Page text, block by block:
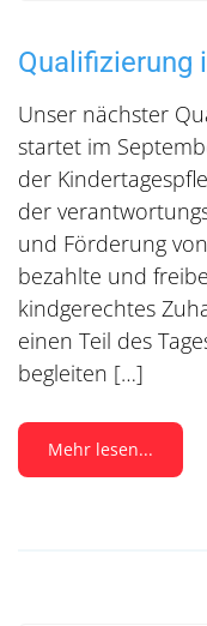
Qualifizierung
Unser nächster
startet im
der
der
und Förderung
bezahlte und
kindgerechtes
einen Teil des
begleiten […]
Mehr lesen...